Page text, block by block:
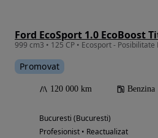
Ford EcoSport 1.0 EcoBoost
Promovat
120 000 km Benzina
Bucuresti (Bucuresti)
Profesionist • Reactualizat